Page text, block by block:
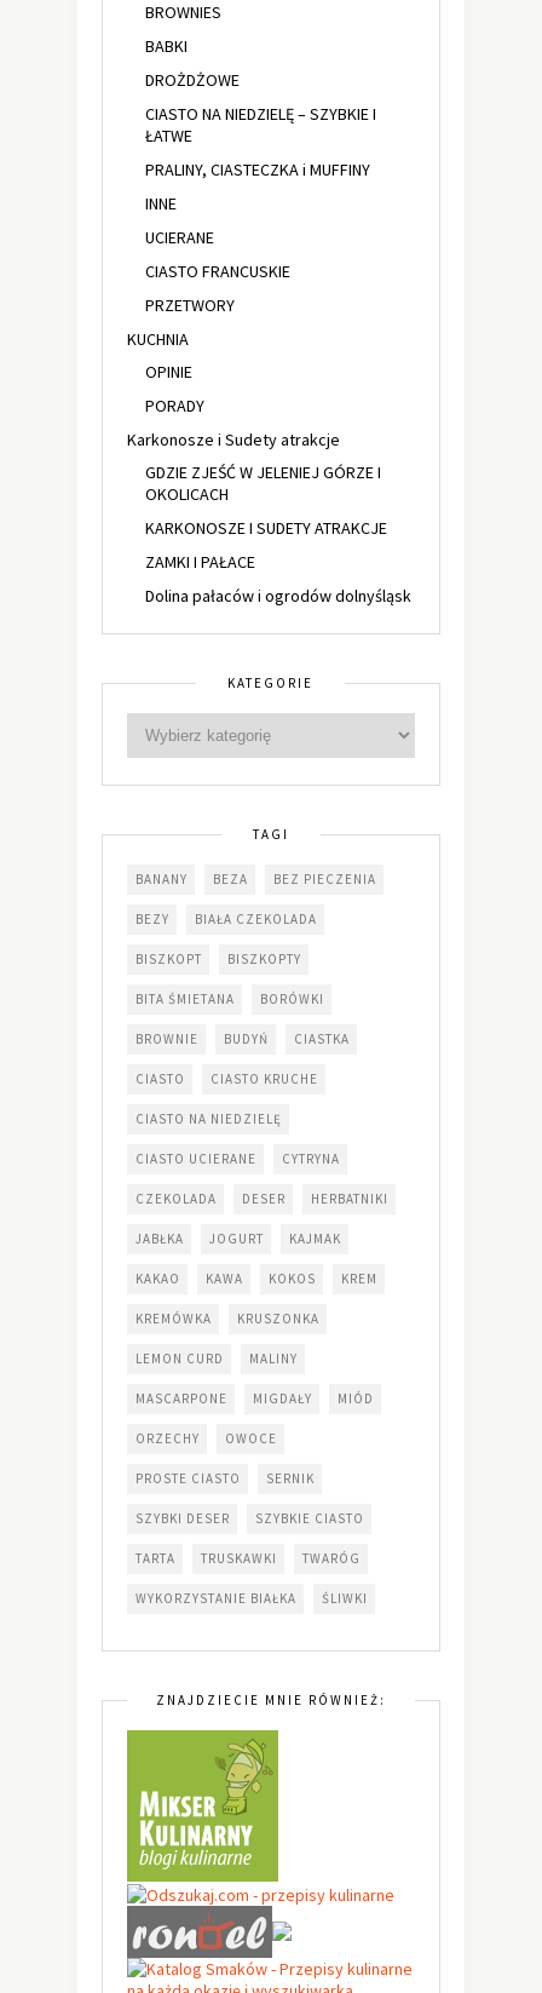
BROWNIES
BABKI
DROŻDŻOWE
CIASTO NA NIEDZIELĘ – SZYBKIE I
ŁATWE
PRALINY, CIASTECZKA i MUFFINY
INNE
UCIERANE
CIASTO FRANCUSKIE
PRZETWORY
KUCHNIA
OPINIE
PORADY
Karkonosze i Sudety atrakcje
GDZIE ZJEŚĆ W JELENIEJ GÓRZE I
OKOLICACH
KARKONOSZE I SUDETY ATRAKCJE
ZAMKI I PAŁACE
Dolina pałaców i ogrodów dolnyśląsk
KATEGORIE
TAGI
BANANY BEZA BEZ PIECZENIA
BEZY BIAŁA CZEKOLADA
BISZKOPT BISZKOPTY
BITA ŚMIETANA BORÓWKI
BROWNIE BUDYŃ CIASTKA
CIASTO CIASTO KRUCHE
CIASTO NA NIEDZIELĘ
CIASTO UCIERANE CYTRYNA
CZEKOLADA DESER HERBATNIKI
JABŁKA JOGURT KAJMAK
KAKAO KAWA KOKOS KREM
KREMÓWKA KRUSZONKA
LEMON CURD MALINY
MASCARPONE MIGDAŁY MIÓD
ORZECHY OWOCE
PROSTE CIASTO SERNIK
SZYBKI DESER SZYBKIE CIASTO
TARTA TRUSKAWKI TWARÓG
WYKORZYSTANIE BIAŁKA ŚLIWKI
ZNAJDZIECIE MNIE RÓWNIEŻ: